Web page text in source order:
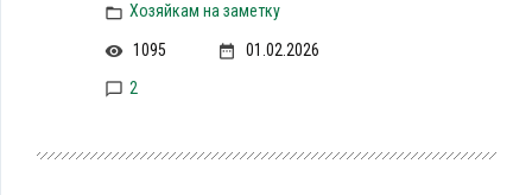
Хозяйкам на заметку
1095 01.02.2026
2